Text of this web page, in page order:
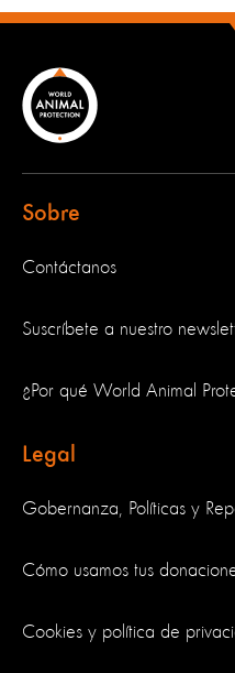
Sobre
Contáctanos
Suscríbete a nuestro
¿Por qué World Animal
Legal
Gobernanza, Políticas y
Cómo usamos tus
Cookies y política de